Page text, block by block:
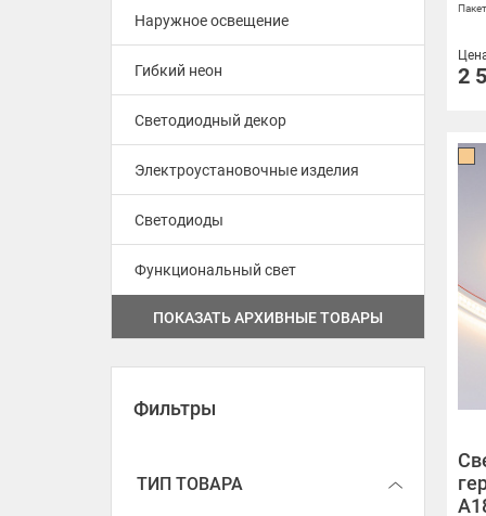
B60 12V 14.4 W/m IP65-IP68
X378 24V 11 W/m IP65
X544 24V 11 W/m IP65-IP67
M288 24V 12 W/m IP66
A160 24V 12 W/m IP65-IP67
X160 24V 12 W/m IP68 DOT
A308 24V 14 W/m IP65-IP67
B60 24V 14.4 W/m IP65-IP68
Наружное освещение
Гибкий неон
Светодиодный декор
Электроустановочные изделия
Светодиоды
Функциональный свет
ПОКАЗАТЬ АРХИВНЫЕ ТОВАРЫ
Фильтры
ТИП ТОВАРА
2